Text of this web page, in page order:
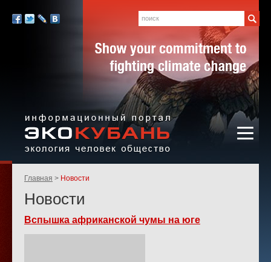
«ЭКО-КУБАНЬ»
человек,
общество
Родительские
Главная Новости
Новости
Вспышка африканской чумы на юге
Мы
Поиск